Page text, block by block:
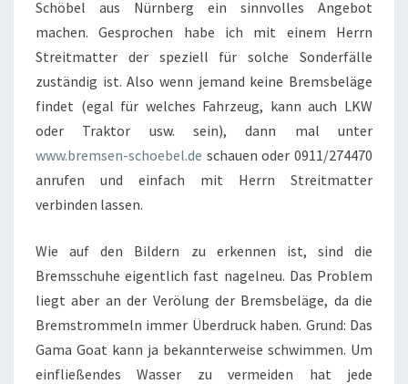
Schöbel aus Nürnberg ein sinnvolles Angebot
machen. Gesprochen habe ich mit einem Herrn
Streitmatter der speziell für solche Sonderfälle
zuständig ist. Also wenn jemand keine Bremsbeläge
findet (egal für welches Fahrzeug, kann auch LKW
oder Traktor usw. sein), dann mal unter
www.bremsen-schoebel.de schauen oder 0911/274470
anrufen und einfach mit Herrn Streitmatter
verbinden lassen.
Wie auf den Bildern zu erkennen ist, sind die
Bremsschuhe eigentlich fast nagelneu. Das Problem
liegt aber an der Verölung der Bremsbeläge, da die
Bremstrommeln immer Überdruck haben. Grund: Das
Gama Goat kann ja bekannterweise schwimmen. Um
einfließendes Wasser zu vermeiden hat jede